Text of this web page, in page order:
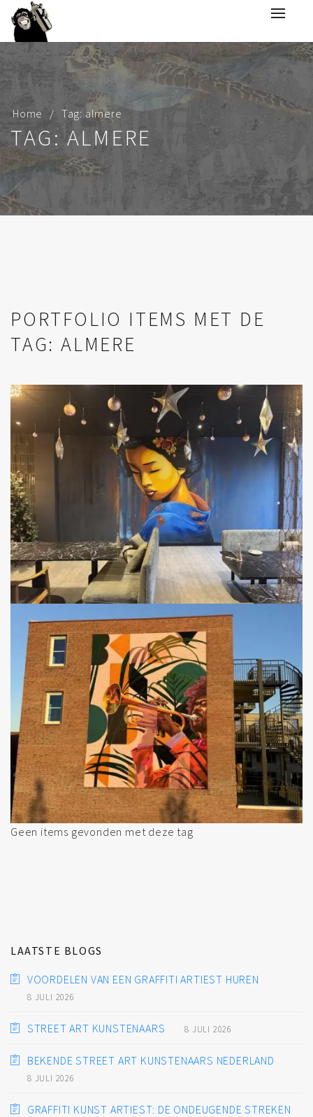
Home Tag: almere
TAG: ALMERE
PORTFOLIO ITEMS MET DE
TAG: ALMERE
Geen items gevonden met deze tag
LAATSTE BLOGS
VOORDELEN VAN EEN GRAFFITI ARTIEST HUREN
8 JULI 2026
STREET ART KUNSTENAARS 8 JULI 2026
BEKENDE STREET ART KUNSTENAARS NEDERLAND
8 JULI 2026
GRAFFITI KUNST ARTIEST: DE ONDEUGENDE STREKEN